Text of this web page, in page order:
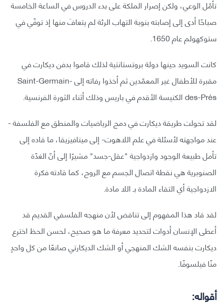
تأمّل الوعي، ولكن إصرار الملكة على بدء الدروس في الساعة الخامسة
صباحًا أدى إلى إصابته بنوبة التهاب الرئة لم يتعافَ منها إذ توفّي في
ستوكهولم عام 1650.
كانت السويد حينها دولة بروتستانتية لذلك قاموا بدفن ديكارت في
مقبرة للأطفال غير المعمّدين ثم أخذوا رفاته إلى Saint-Germain-
des-Prés الكنيسة الأقدم في باريس وذلك أثناء الثورة الفرنسية.
لقد تحولت طريقة ديكارت في دمج الرياضيات والمنطق مع الفلسفة -
عند مواجهته لأسئلة في علم اللاهوت- إلى ميتافيزيقا، ما قاده إلى
تأمل طبيعة الوجود وازدواجية "عقل-جسد" مشيرًا إلى أنّ الغدّة
الصنوبرية هي نقطة اتصال الجسم مع الروح، كما قادته فكرة
الازدواجية أي التقاء المادة بـ اللا مادة.
لقد قاد هذا المفهوم إلى تناقض لأن منهجه الفلسفي القديم قد
أعطى الإنسان أدوات لتحديد معرفة ما هو صحيح، لحسن الحظ اخترع
ديكارت بنفسه الشك المنهجي أو الشك الديكارتي صانعًا من كل واحدٍ
منّا فيلسوفًا.
أقواله: